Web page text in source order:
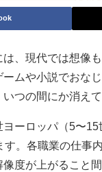
は、現代では想像
ムや小説でおな
いつの間にか消え
ーロッパ（5〜
す。各職業の仕事
度が上がること間